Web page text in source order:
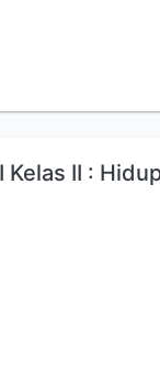
Kelas II :